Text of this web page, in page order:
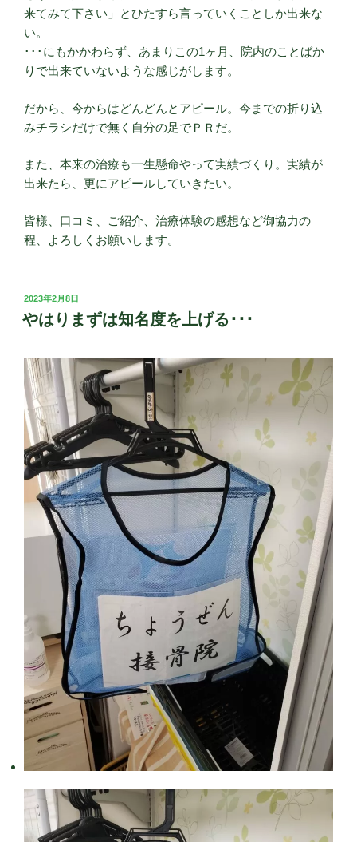
来てみて下さい」とひたすら言っていくことしか出来な
い。
･･･にもかかわらず、あまりこの1ヶ月、院内のことばか
りで出来ていないような感じがします。
だから、今からはどんどんとアピール。今までの折り込
みチラシだけで無く自分の足でＰＲだ。
また、本来の治療も一生懸命やって実績づくり。実績が
出来たら、更にアピールしていきたい。
皆様、口コミ、ご紹介、治療体験の感想など御協力の
程、よろしくお願いします。
投
稿
日:
2023年2月8日
やはりまずは知名度を上げる･･･